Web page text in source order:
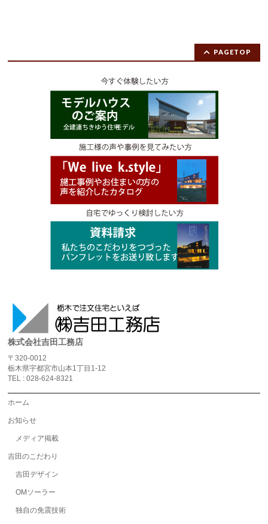
PAGETOP
株式会社吉田工務店
〒320-0012
栃木県宇都宮市山本1丁目1-12
TEL : 028-624-8321
ホーム
お知らせ
メディア掲載
吉田のこだわり
吉田デザイン
OMソーラー
独自の免震技術